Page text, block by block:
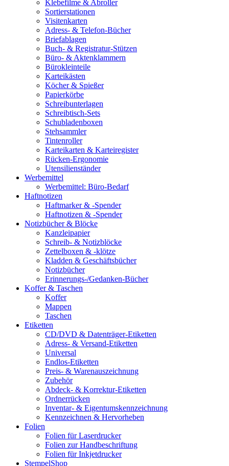
Klebefilme & Abroller
Sortierstationen
Visitenkarten
Adress- & Telefon-Bücher
Briefablagen
Buch- & Registratur-Stützen
Büro- & Aktenklammern
Bürokleinteile
Karteikästen
Köcher & Spießer
Papierkörbe
Schreibunterlagen
Schreibtisch-Sets
Schubladenboxen
Stehsammler
Tintenroller
Karteikarten & Karteiregister
Rücken-Ergonomie
Utensilienständer
Werbemittel
Werbemittel: Büro-Bedarf
Haftnotizen
Haftmarker & -Spender
Haftnotizen & -Spender
Notizbücher & Blöcke
Kanzleipapier
Schreib- & Notizblöcke
Zettelboxen & -klötze
Kladden & Geschäftsbücher
Notizbücher
Erinnerungs-/Gedanken-Bücher
Koffer & Taschen
Koffer
Mappen
Taschen
Etiketten
CD/DVD & Datenträger-Etiketten
Adress- & Versand-Etiketten
Universal
Endlos-Etiketten
Preis- & Warenauszeichnung
Zubehör
Abdeck- & Korrektur-Etiketten
Ordnerrücken
Inventar- & Eigentumskennzeichnung
Kennzeichnen & Hervorheben
Folien
Folien für Laserdrucker
Folien zur Handbeschriftung
Folien für Inkjetdrucker
StempelShop